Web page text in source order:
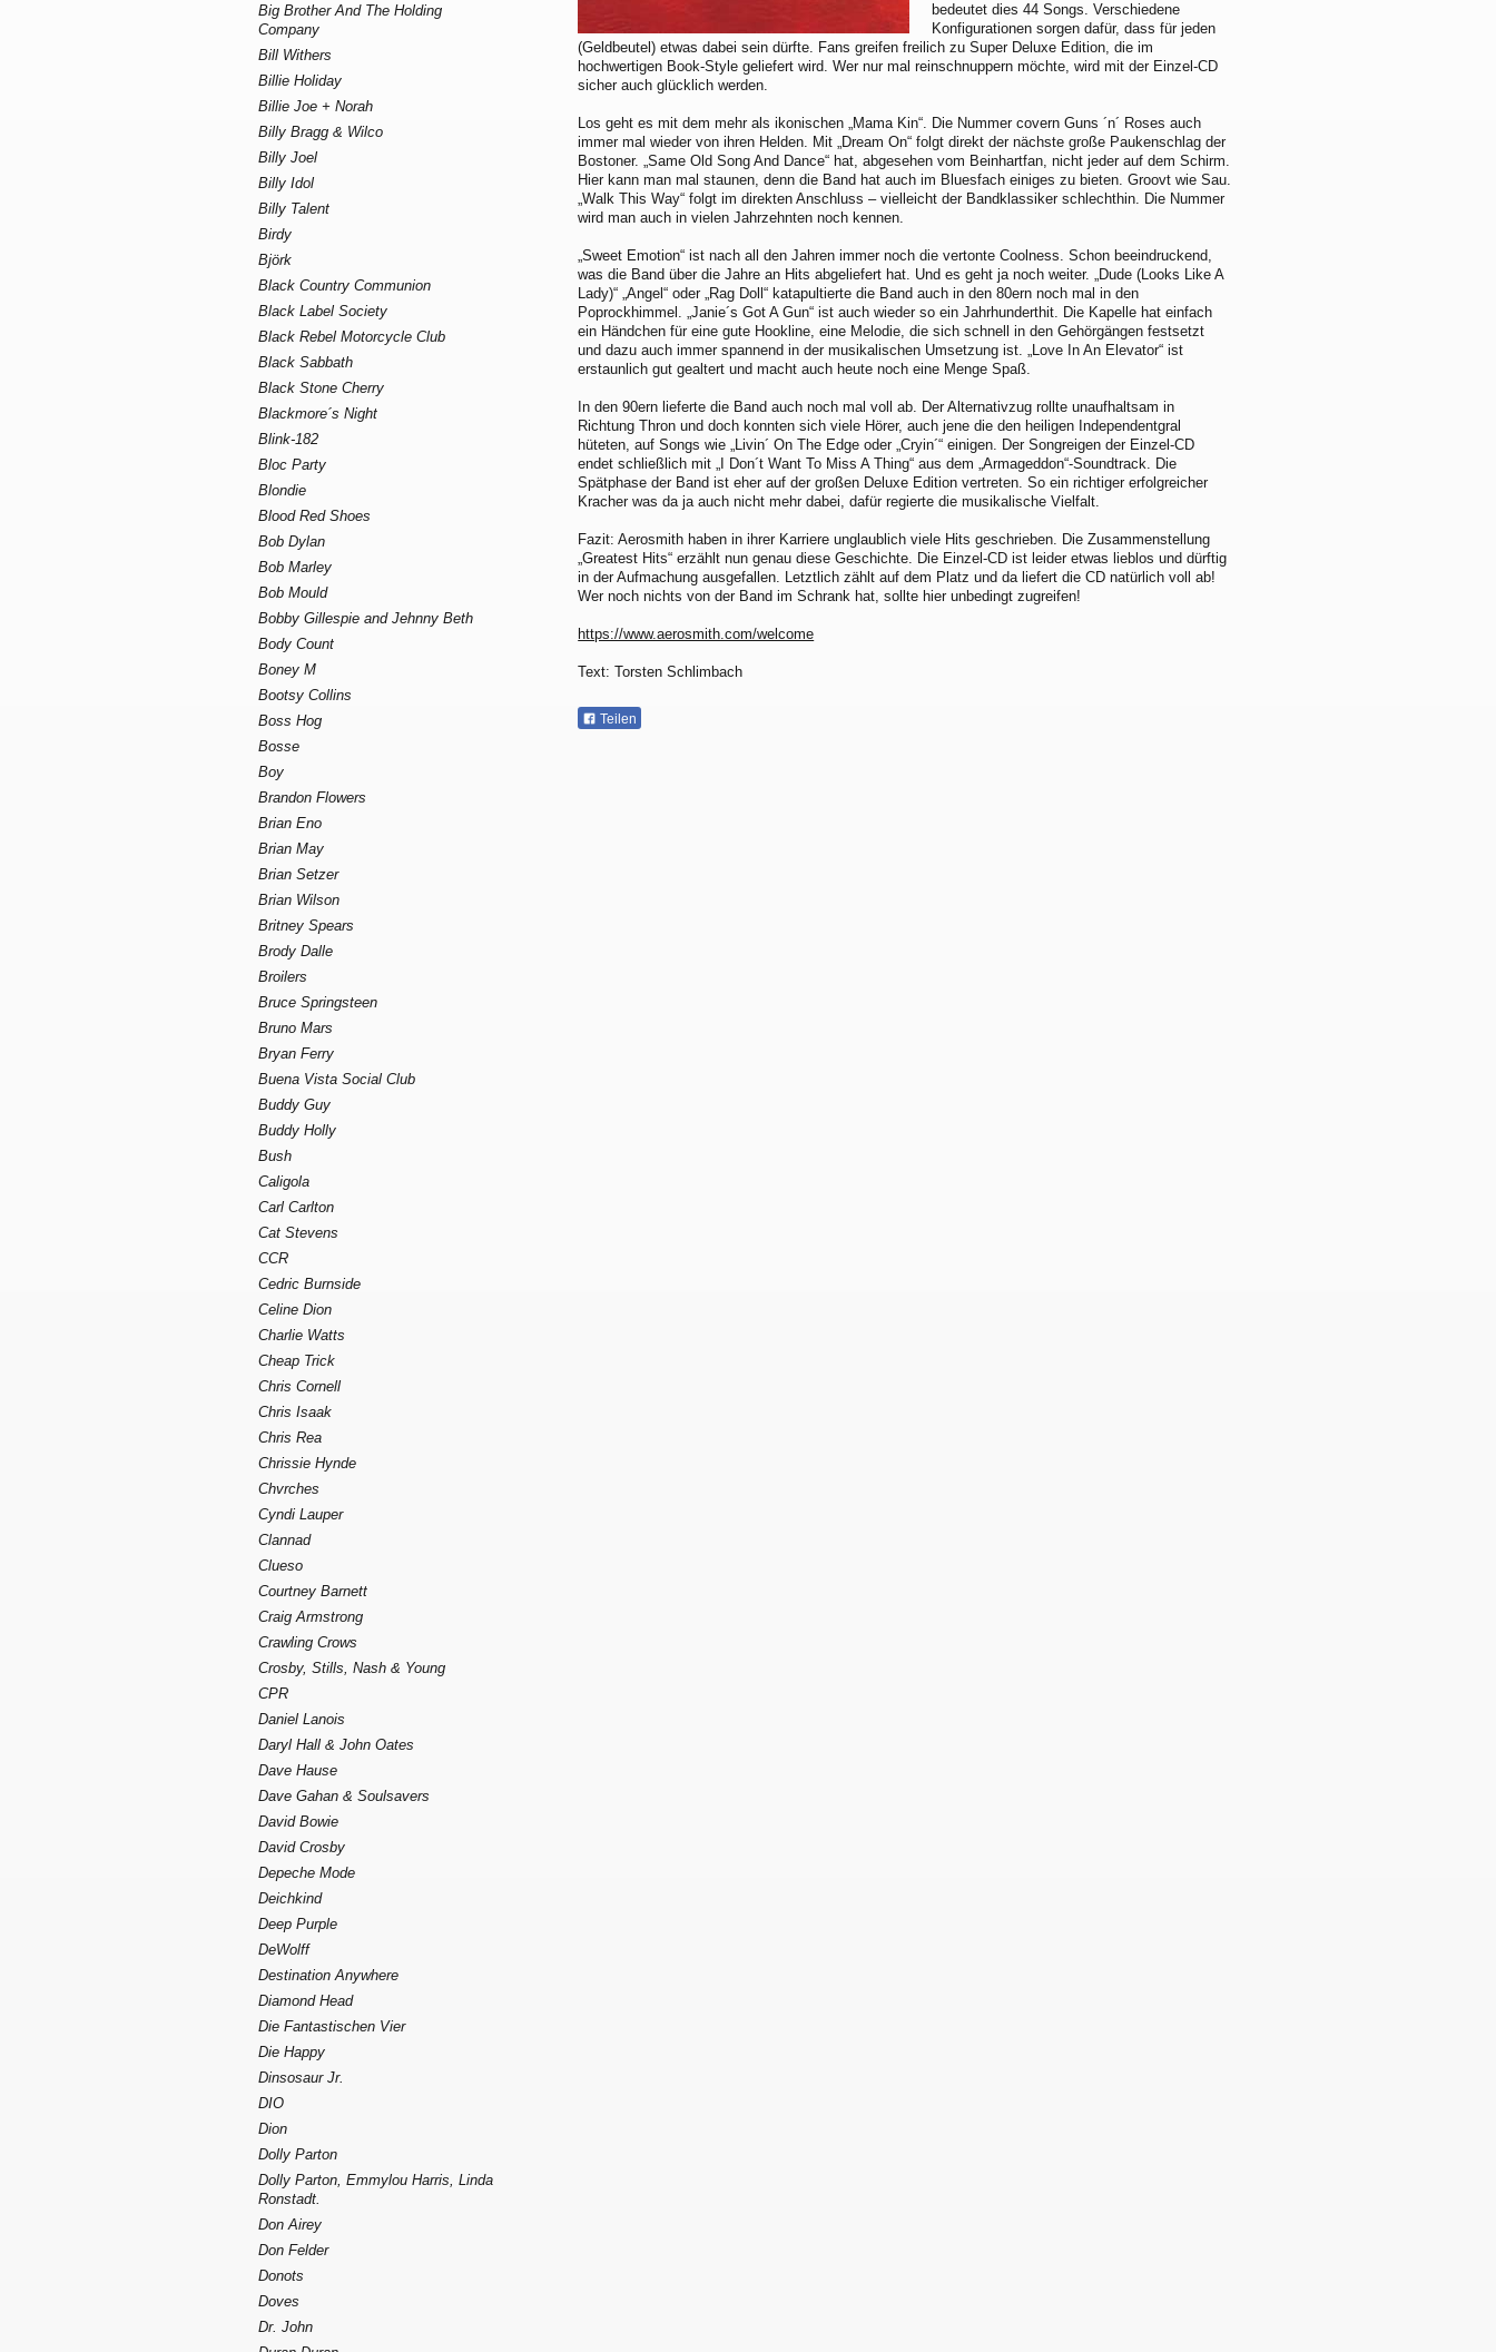
bedeutet dies 44 Songs. Verschiedene
Konfigurationen sorgen dafür, dass für jeden
(Geldbeutel) etwas dabei sein dürfte. Fans greifen freilich zu Super Deluxe Edition, die im
hochwertigen Book-Style geliefert wird. Wer nur mal reinschnuppern möchte, wird mit der Einzel-CD
sicher auch glücklich werden.
Los geht es mit dem mehr als ikonischen „Mama Kin“. Die Nummer covern Guns ´n´ Roses auch
immer mal wieder von ihren Helden. Mit „Dream On“ folgt direkt der nächste große Paukenschlag der
Bostoner. „Same Old Song And Dance“ hat, abgesehen vom Beinhartfan, nicht jeder auf dem Schirm.
Hier kann man mal staunen, denn die Band hat auch im Bluesfach einiges zu bieten. Groovt wie Sau.
„Walk This Way“ folgt im direkten Anschluss – vielleicht der Bandklassiker schlechthin. Die Nummer
wird man auch in vielen Jahrzehnten noch kennen.
„Sweet Emotion“ ist nach all den Jahren immer noch die vertonte Coolness. Schon beeindruckend,
was die Band über die Jahre an Hits abgeliefert hat. Und es geht ja noch weiter. „Dude (Looks Like A
Lady)“ „Angel“ oder „Rag Doll“ katapultierte die Band auch in den 80ern noch mal in den
Poprockhimmel. „Janie´s Got A Gun“ ist auch wieder so ein Jahrhunderthit. Die Kapelle hat einfach
ein Händchen für eine gute Hookline, eine Melodie, die sich schnell in den Gehörgängen festsetzt
und dazu auch immer spannend in der musikalischen Umsetzung ist. „Love In An Elevator“ ist
erstaunlich gut gealtert und macht auch heute noch eine Menge Spaß.
In den 90ern lieferte die Band auch noch mal voll ab. Der Alternativzug rollte unaufhaltsam in
Richtung Thron und doch konnten sich viele Hörer, auch jene die den heiligen Independentgral
hüteten, auf Songs wie „Livin´ On The Edge oder „Cryin´“ einigen. Der Songreigen der Einzel-CD
endet schließlich mit „I Don´t Want To Miss A Thing“ aus dem „Armageddon“-Soundtrack. Die
Spätphase der Band ist eher auf der großen Deluxe Edition vertreten. So ein richtiger erfolgreicher
Kracher was da ja auch nicht mehr dabei, dafür regierte die musikalische Vielfalt.
Fazit: Aerosmith haben in ihrer Karriere unglaublich viele Hits geschrieben. Die Zusammenstellung
„Greatest Hits“ erzählt nun genau diese Geschichte. Die Einzel-CD ist leider etwas lieblos und dürftig
in der Aufmachung ausgefallen. Letztlich zählt auf dem Platz und da liefert die CD natürlich voll ab!
Wer noch nichts von der Band im Schrank hat, sollte hier unbedingt zugreifen!
https://www.aerosmith.com/welcome
Text: Torsten Schlimbach
Teilen
Big Brother And The Holding
Company
Bill Withers
Billie Holiday
Billie Joe + Norah
Billy Bragg & Wilco
Billy Joel
Billy Idol
Billy Talent
Birdy
Björk
Black Country Communion
Black Label Society
Black Rebel Motorcycle Club
Black Sabbath
Black Stone Cherry
Blackmore´s Night
Blink-182
Bloc Party
Blondie
Blood Red Shoes
Bob Dylan
Bob Marley
Bob Mould
Bobby Gillespie and Jehnny Beth
Body Count
Boney M
Bootsy Collins
Boss Hog
Bosse
Boy
Brandon Flowers
Brian Eno
Brian May
Brian Setzer
Brian Wilson
Britney Spears
Brody Dalle
Broilers
Bruce Springsteen
Bruno Mars
Bryan Ferry
Buena Vista Social Club
Buddy Guy
Buddy Holly
Bush
Caligola
Carl Carlton
Cat Stevens
CCR
Cedric Burnside
Celine Dion
Charlie Watts
Cheap Trick
Chris Cornell
Chris Isaak
Chris Rea
Chrissie Hynde
Chvrches
Cyndi Lauper
Clannad
Clueso
Courtney Barnett
Craig Armstrong
Crawling Crows
Crosby, Stills, Nash & Young
CPR
Daniel Lanois
Daryl Hall & John Oates
Dave Hause
Dave Gahan & Soulsavers
David Bowie
David Crosby
Depeche Mode
Deichkind
Deep Purple
DeWolff
Destination Anywhere
Diamond Head
Die Fantastischen Vier
Die Happy
Dinsosaur Jr.
DIO
Dion
Dolly Parton
Dolly Parton, Emmylou Harris, Linda
Ronstadt.
Don Airey
Don Felder
Donots
Doves
Dr. John